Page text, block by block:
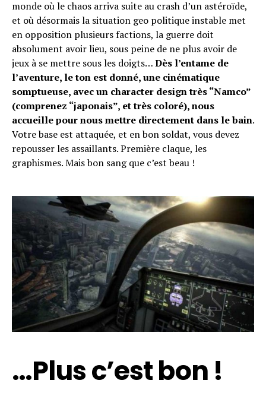
monde où le chaos arriva suite au crash d’un astéroïde,
et où désormais la situation geo politique instable met
en opposition plusieurs factions, la guerre doit
absolument avoir lieu, sous peine de ne plus avoir de
jeux à se mettre sous les doigts…Dès l’entame de
l’aventure, le ton est donné, une cinématique
somptueuse, avec un character design très “Namco”
(comprenez “japonais”, et très coloré), nous
accueille pour nous mettre directement dans le bain.
Votre base est attaquée, et en bon soldat, vous devez
repousser les assaillants. Première claque, les
graphismes. Mais bon sang que c’est beau !
…Plus c’est bon !
Flipboard
Reddit
Pinterest
Email